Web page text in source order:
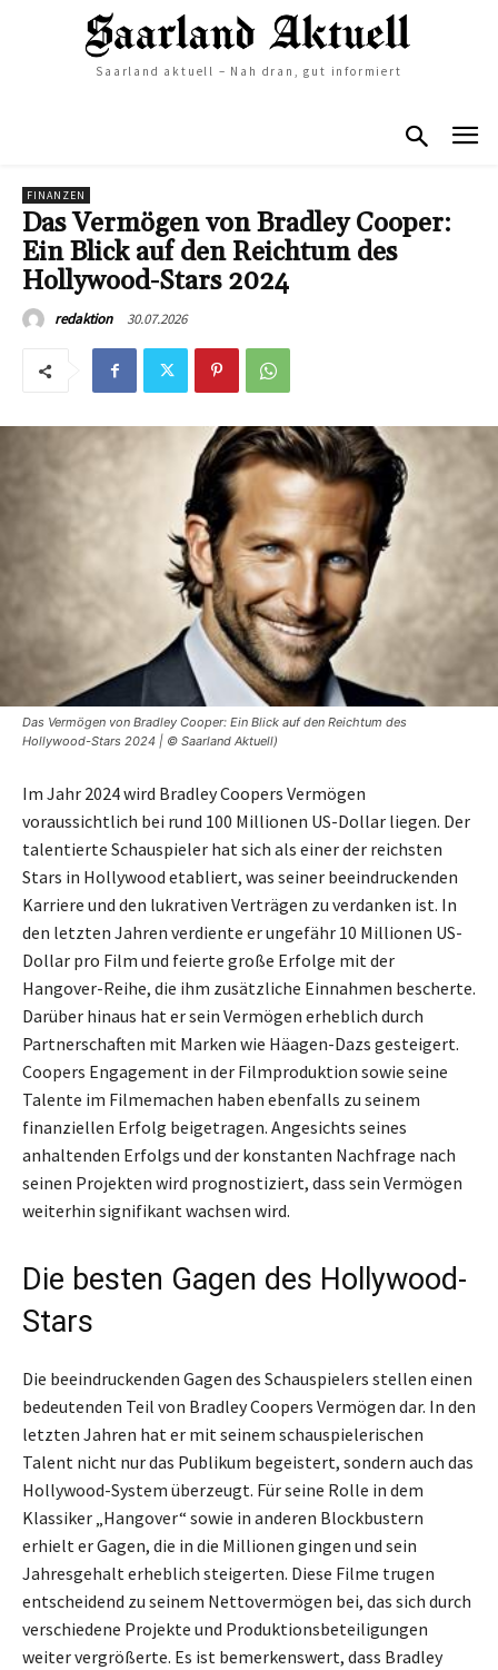
Saarland aktuell – Nah dran, gut informiert
FINANZEN
Das Vermögen von Bradley Cooper:
Ein Blick auf den Reichtum des
Hollywood-Stars 2024
redaktion 30.07.2026
Das Vermögen von Bradley Cooper: Ein Blick auf den Reichtum des
Hollywood-Stars 2024 | © Saarland Aktuell)
Im Jahr 2024 wird Bradley Coopers Vermögen
voraussichtlich bei rund 100 Millionen US-Dollar liegen. Der
talentierte Schauspieler hat sich als einer der reichsten
Stars in Hollywood etabliert, was seiner beeindruckenden
Karriere und den lukrativen Verträgen zu verdanken ist. In
den letzten Jahren verdiente er ungefähr 10 Millionen US-
Dollar pro Film und feierte große Erfolge mit der
Hangover-Reihe, die ihm zusätzliche Einnahmen bescherte.
Darüber hinaus hat er sein Vermögen erheblich durch
Partnerschaften mit Marken wie Häagen-Dazs gesteigert.
Coopers Engagement in der Filmproduktion sowie seine
Talente im Filmemachen haben ebenfalls zu seinem
finanziellen Erfolg beigetragen. Angesichts seines
anhaltenden Erfolgs und der konstanten Nachfrage nach
seinen Projekten wird prognostiziert, dass sein Vermögen
weiterhin signifikant wachsen wird.
Die besten Gagen des Hollywood-
Stars
Die beeindruckenden Gagen des Schauspielers stellen einen
bedeutenden Teil von Bradley Coopers Vermögen dar. In den
letzten Jahren hat er mit seinem schauspielerischen
Talent nicht nur das Publikum begeistert, sondern auch das
Hollywood-System überzeugt. Für seine Rolle in dem
Klassiker „Hangover“ sowie in anderen Blockbustern
erhielt er Gagen, die in die Millionen gingen und sein
Jahresgehalt erheblich steigerten. Diese Filme trugen
entscheidend zu seinem Nettovermögen bei, das sich durch
verschiedene Projekte und Produktionsbeteiligungen
weiter vergrößerte. Es ist bemerkenswert, dass Bradley